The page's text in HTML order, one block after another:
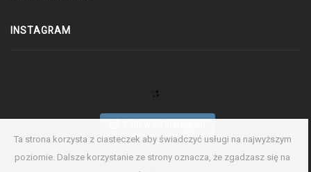
Ta strona korzysta z ciasteczek aby świadczyć usługi na najwyższym
poziomie. Dalsze korzystanie ze strony oznacza, że zgadzasz się na
INSTAGRAM